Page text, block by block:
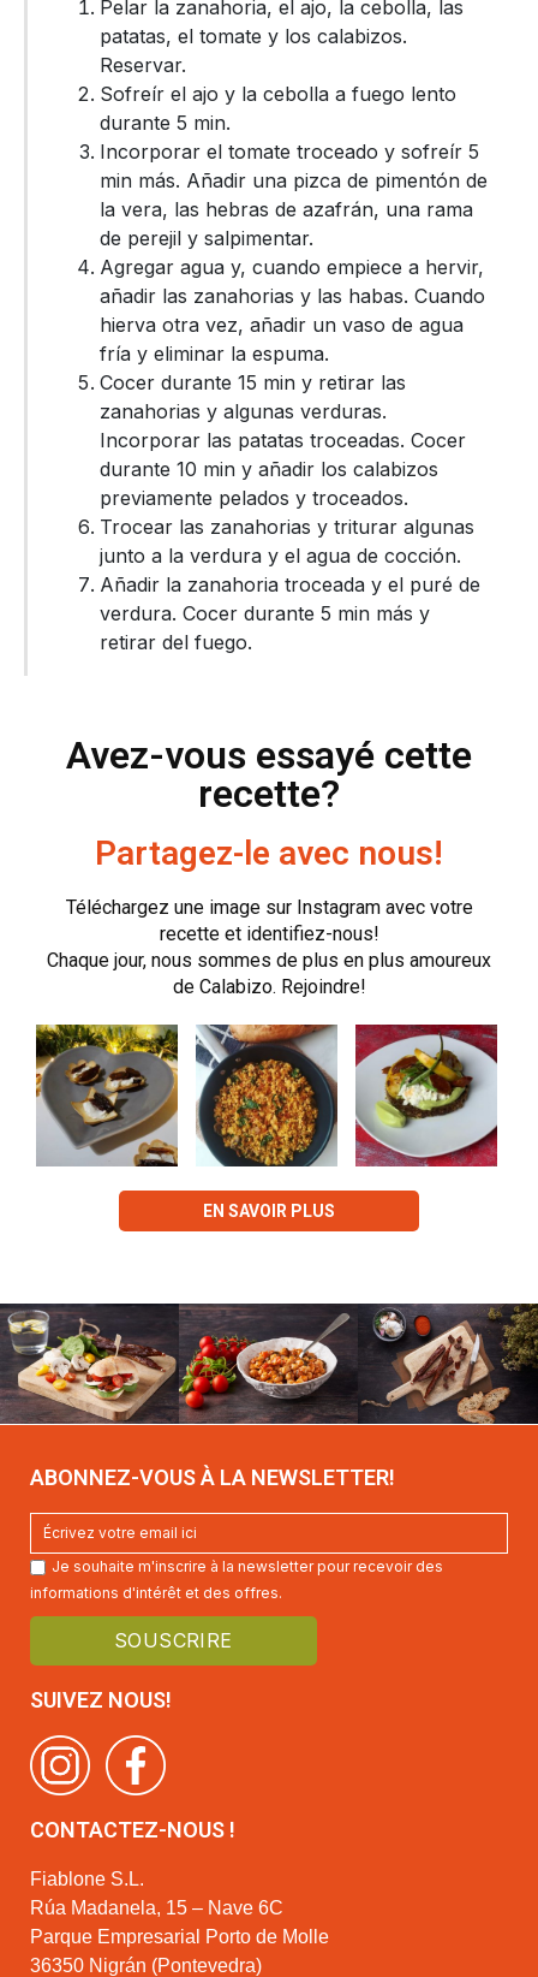
Pelar la zanahoria, el ajo, la cebolla, las
patatas, el tomate y los calabizos.
Reservar.
Sofreír el ajo y la cebolla a fuego lento
durante 5 min.
Incorporar el tomate troceado y sofreír 5
min más. Añadir una pizca de pimentón de
la vera, las hebras de azafrán, una rama
de perejil y salpimentar.
Agregar agua y, cuando empiece a hervir,
añadir las zanahorias y las habas. Cuando
hierva otra vez, añadir un vaso de agua
fría y eliminar la espuma.
Cocer durante 15 min y retirar las
zanahorias y algunas verduras.
Incorporar las patatas troceadas. Cocer
durante 10 min y añadir los calabizos
previamente pelados y troceados.
Trocear las zanahorias y triturar algunas
junto a la verdura y el agua de cocción.
Añadir la zanahoria troceada y el puré de
verdura. Cocer durante 5 min más y
retirar del fuego.
Avez-vous essayé cette
recette?
Partagez-le avec nous!
Téléchargez une image sur Instagram avec votre
recette et identifiez-nous!
Chaque jour, nous sommes de plus en plus amoureux
de Calabizo. Rejoindre!
EN SAVOIR PLUS
ABONNEZ-VOUS À LA NEWSLETTER!
Je souhaite m'inscrire à la newsletter pour recevoir des
informations d'intérêt et des offres.
SUIVEZ NOUS!
CONTACTEZ-NOUS !
Fiablone S.L.
Rúa Madanela, 15 – Nave 6C
Parque Empresarial Porto de Molle
36350 Nigrán (Pontevedra)